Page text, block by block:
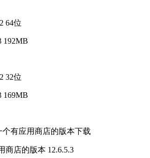
64位
192MB
32位
169MB
商店的版本 12.6.5.3